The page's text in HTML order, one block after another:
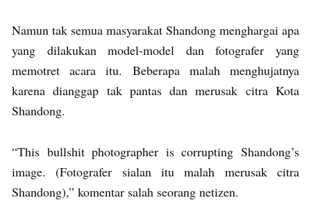
Namun tak semua masyarakat Shandong menghargai apa
yang dilakukan model-model dan fotografer yang
memotret acara itu. Beberapa malah menghujatnya
karena dianggap tak pantas dan merusak citra Kota
Shandong.
“This bullshit photographer is corrupting Shandong’s
image. (Fotografer sialan itu malah merusak citra
Shandong),” komentar salah seorang netizen.